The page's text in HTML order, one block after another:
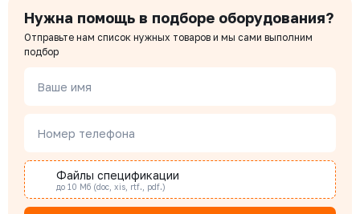
Нужна помощь в подборе оборудования?
Отправьте нам список нужных товаров и мы сами выполним
подбор
Ваше имя
Номер телефона
Файлы спецификации
до 10 Мб (doc, xis, rtf., pdf.)